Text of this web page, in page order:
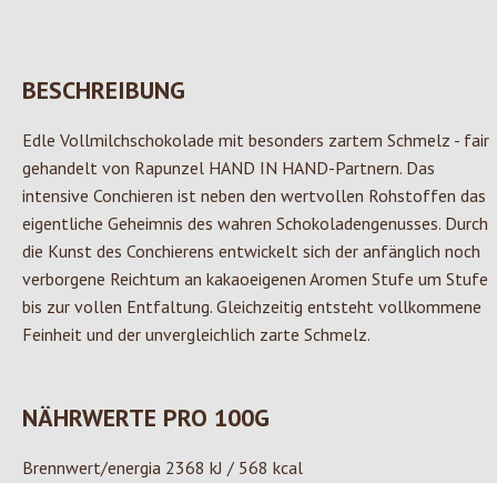
BESCHREIBUNG
Edle Vollmilchschokolade mit besonders zartem Schmelz - fair
gehandelt von Rapunzel HAND IN HAND-Partnern. Das
intensive Conchieren ist neben den wertvollen Rohstoffen das
eigentliche Geheimnis des wahren Schokoladengenusses. Durch
die Kunst des Conchierens entwickelt sich der anfänglich noch
verborgene Reichtum an kakaoeigenen Aromen Stufe um Stufe
bis zur vollen Entfaltung. Gleichzeitig entsteht vollkommene
Feinheit und der unvergleichlich zarte Schmelz.
NÄHRWERTE PRO 100G
Brennwert/energia 2368 kJ / 568 kcal